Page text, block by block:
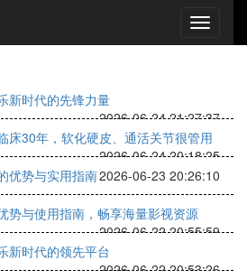
新时代的先锋力量
2026-06-24 21:27:37
床30年，软化硬皮、通活关节很管用
2026-06-24 20:18:25
优势与实用指南2026-06-23 20:26:10
势与使用指南，畅享海量影视资源
2026-06-22 20:55:59
新时代的领先平台
2026-06-22 20:53:26